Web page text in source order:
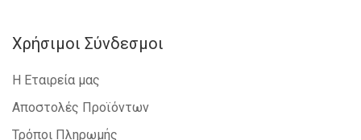
Χρήσιμοι Σύνδεσμοι
Η Εταιρεία μας
Αποστολές Προϊόντων
Τρόποι Πληρωμής